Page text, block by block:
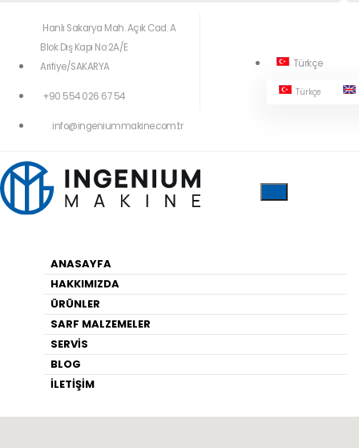
Hanlı Sakarya Mah. Açık Cad. A
Blok Dış Kapı No:2A/E
Arifiye/SAKARYA
+90 554 026 67 54
info@ingeniummakine.com.tr
Türkçe
Türkçe
ANASAYFA
HAKKIMIZDA
ÜRÜNLER
SARF MALZEMELER
SERVİS
BLOG
İLETİŞİM
404!
Yapabilirsiniz
Anasayfa